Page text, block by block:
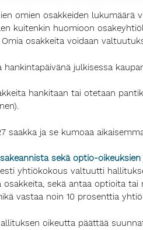
omien osakkeiden
kuitenkin huomioon
osakkeita voidaan
hankintapäivänä julkisessa
hankitaan tai otetaan
saakka ja se kumoaa
sekä optio-
yhtiökokous valtuutti
sekä antaa optioita
vastaa noin 10 prosenttia
oikeutta päättää